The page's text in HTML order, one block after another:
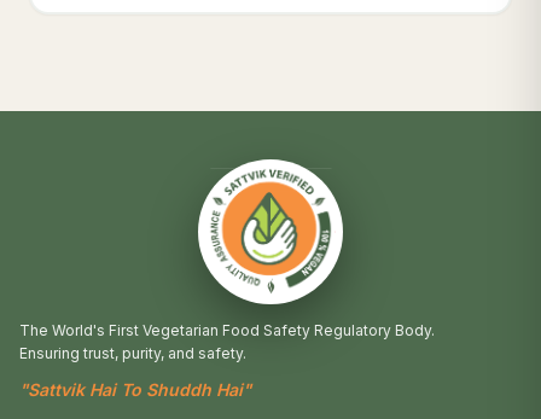
The World's First Vegetarian Food Safety Regulatory Body.
Ensuring trust, purity, and safety.
"Sattvik Hai To Shuddh Hai"